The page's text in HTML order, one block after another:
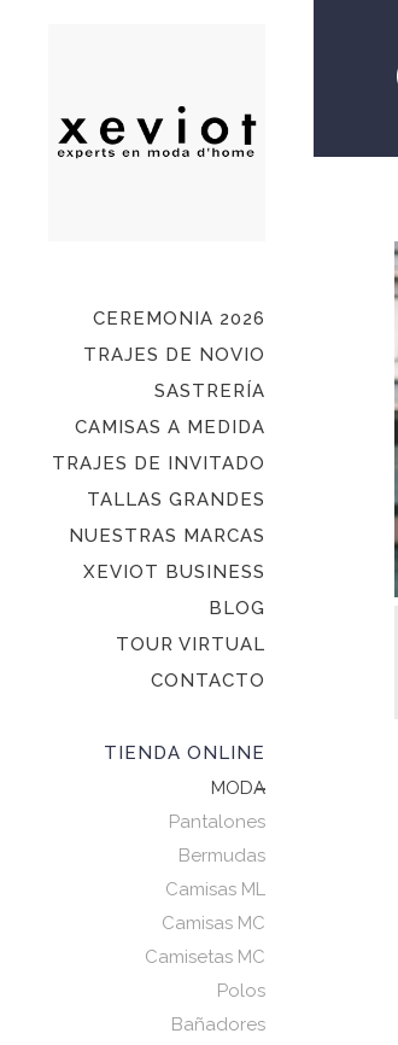
CEREMONIA 2026
TRAJES DE NOVIO
SASTRERÍA
CAMISAS A MEDIDA
TRAJES DE INVITADO
TALLAS GRANDES
NUESTRAS MARCAS
XEVIOT BUSINESS
BLOG
TOUR VIRTUAL
CONTACTO
TIENDA ONLINE
MODA
Pantalones
Bermudas
Camisas ML
Camisas MC
Camisetas MC
Polos
Bañadores